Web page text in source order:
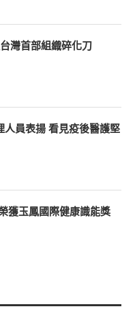
灣首部組織碎化刀
人員表揚 看見疫後醫護堅
獲玉鳳國際健康識能獎